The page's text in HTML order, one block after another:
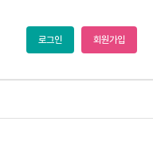
로그인 회원가입